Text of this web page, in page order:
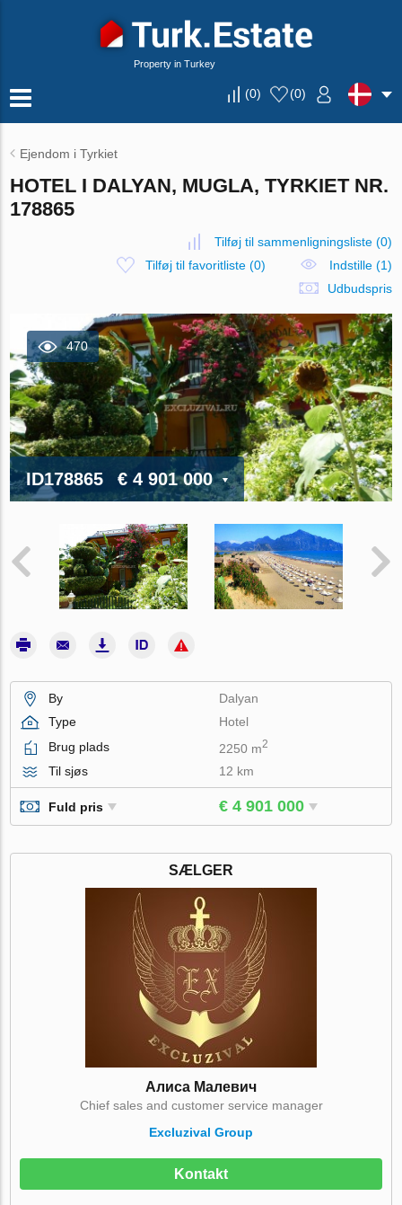
Property in Turkey
(0) (0)
Ejendom i Tyrkiet
HOTEL I DALYAN, MUGLA, TYRKIET NR.
178865
Tilføj til sammenligningsliste(0)
Tilføj til favoritliste (0)
Indstille (1)
Udbudspris
470
ID178865 € 4 901 000
By
Dalyan
Type
Hotel
Brug plads
2250 m2
Til sjøs 12 km
Fuld pris € 4 901 000
SÆLGER
Алиса Малевич
Chief sales and customer service manager
Excluzival Group
Kontakt